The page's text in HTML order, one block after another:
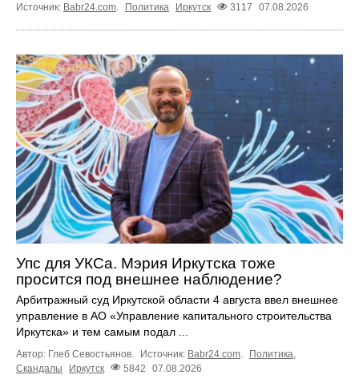
Источник: Babr24.com. Политика Иркутск 3117 07.08.2026
Упс для УКСа. Мэрия Иркутска тоже
просится под внешнее наблюдение?
Арбитражный суд Иркутской области 4 августа ввел внешнее
управление в АО «Управление капитального строительства
Иркутска» и тем самым подал ...
Автор: Глеб Севостьянов. Источник: Babr24.com. Политика,
Скандалы
Иркутск 5842 07.08.2026